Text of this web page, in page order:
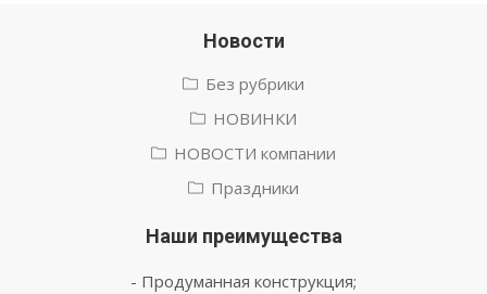
Новости
Без рубрики
НОВИНКИ
НОВОСТИ компании
Праздники
Наши преимущества
- Продуманная конструкция;